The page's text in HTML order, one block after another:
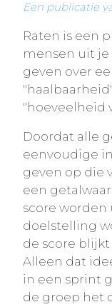
Een publicatie
Raten is een
mensen uit
geven over
"hoeveelheid
Doordat alle
eenvoudige
geven op die
een
score worden
doelstelling
de score blijkt
Alleen dat
in een sprint
de groep het